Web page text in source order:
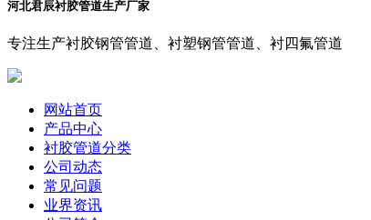
河北君辰衬胶管道生产厂家
专注生产衬胶钢管管道、衬塑钢管管道、衬四氟管道
网站首页
产品中心
衬胶管道分类
公司动态
常见问题
业界资讯